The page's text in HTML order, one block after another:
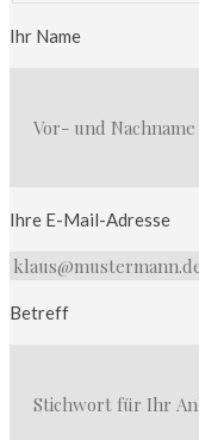
Ihr Name
Ihre E-Mail-Adresse
Betreff